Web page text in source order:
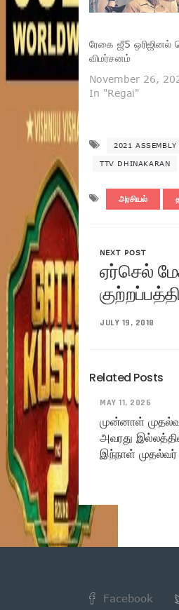
ரேகை ஜீ5 ஒரிஜினல்
விமர்சனம்
November 26,
In "Regai"
2021 ASSEMBLY
TTV DHINAKARAN
அரசியல்
NEXT POST
ஏர்செல்
JULY 19, 2018
Related Posts
MAY 11, 2026
முன்னாள்
அவரது
இந்நாள் முதல்வர்
Facebook